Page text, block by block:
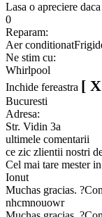
Lasa o apreciere
0
Reparam:
Aer conditionat
Ne stim cu:
Whirlpool
Inchide fereastra [
Bucuresti
Adresa:
Str. Vidin 3a
ultimele comentarii
ce zic zlientii nostri
Cel mai tare mester
Ionut
Muchas gracias.
nhcmnouowr